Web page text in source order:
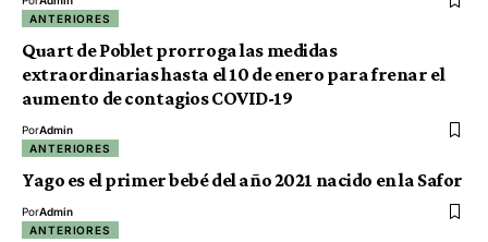
ANTERIORES
Quart de Poblet prorroga las medidas
extraordinarias hasta el 10 de enero para frenar el
aumento de contagios COVID-19
PorAdmin
ANTERIORES
Yago es el primer bebé del año 2021 nacido en la Safor
PorAdmin
ANTERIORES